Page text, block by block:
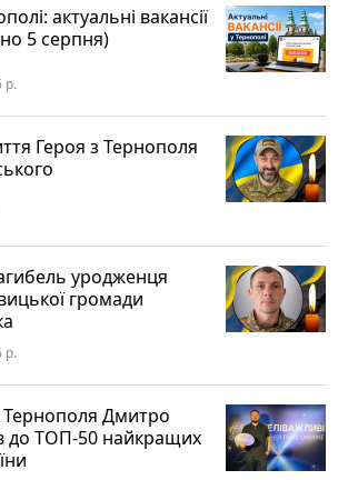
актуальні вакансії
5 серпня)
р.
Героя з Тернополя
уродженця
громади
р.
Тернополя Дмитро
до ТОП-50 найкращих